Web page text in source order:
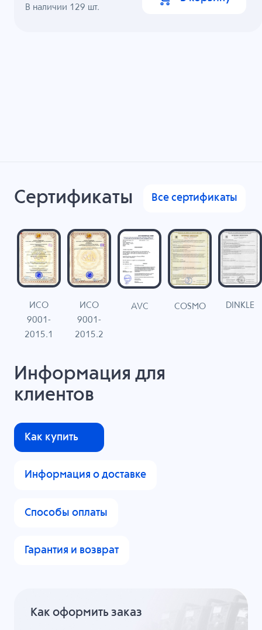
В наличии 129 шт.
Сертификаты Все сертификаты
ИСО
9001-
2015.1
ИСО
9001-
2015.2
AVC COSMO DINKLE
Информация для
клиентов
Как купить
Информация о доставке
Способы оплаты
Гарантия и возврат
Как оформить заказ